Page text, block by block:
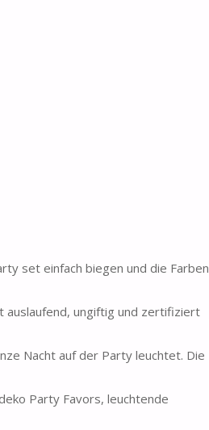
set einfach biegen und die Farben
auslaufend, ungiftig und zertifiziert
Nacht auf der Party leuchtet. Die
Party Favors, leuchtende